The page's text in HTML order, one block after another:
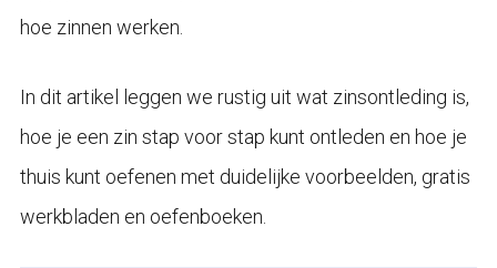
hoe zinnen werken.
In dit artikel leggen we rustig uit wat zinsontleding is,
hoe je een zin stap voor stap kunt ontleden en hoe je
thuis kunt oefenen met duidelijke voorbeelden, gratis
werkbladen en oefenboeken.